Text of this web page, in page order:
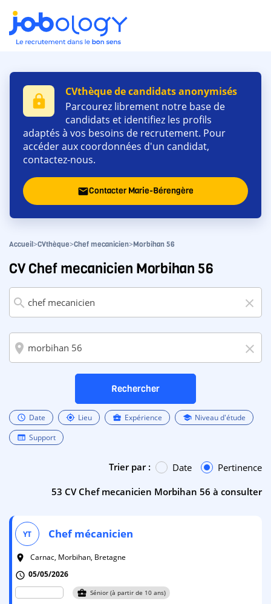
lock
CVthèque de candidats anonymisés
Parcourez librement notre base de
candidats et identifiez les profils
adaptés à vos besoins de recrutement. Pour
accéder aux coordonnées d'un candidat,
contactez-nous.
emailContacter Marie-Bérengère
Accueil>CVthèque>Chef mecanicien>Morbihan 56
CV Chef mecanicien Morbihan 56
search close
room close
Rechercher
schedule Date my_location Lieu business_center Expérience school Niveau d'étude
web Support
53 CV Chef mecanicien Morbihan 56 à consulter
Trier par : Date Pertinence
YT Chef mécanicien
room
Carnac, Morbihan, Bretagne
schedule 05/05/2026
business_center Sénior (à partir de 10 ans)